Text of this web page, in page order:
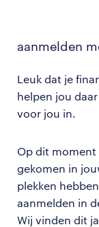
aanmelden
Leuk dat je
helpen jou
voor jou in.
Op dit moment
gekomen in
plekken
aanmelden in
Wij vinden dit